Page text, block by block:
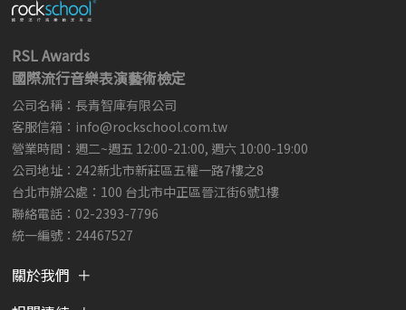
RSL Awards
國際流行音樂表演藝術檢定
公司名稱：長青智庫有限公司
客服信箱： info@rockschool.com.tw ​
營業時間：週二~週五 12:00-21:00, 週六 10:00-19:00
公司地址：242新北市新莊區五權一路7樓之8
台北市辦公處：100 台北市中正區晉江街6號1樓
聯絡電話：02-2393-7796
統一編號：24467527
關於我們